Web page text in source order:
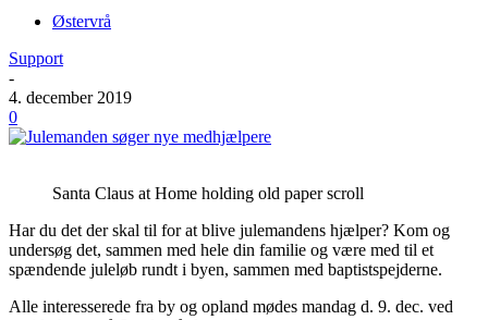
Østervrå
Support
-
4. december 2019
0
Santa Claus at Home holding old paper scroll
Har du det der skal til for at blive julemandens hjælper? Kom og
undersøg det, sammen med hele din familie og være med til et
spændende juleløb rundt i byen, sammen med baptistspejderne.
Alle interesserede fra by og opland mødes mandag d. 9. dec. ved